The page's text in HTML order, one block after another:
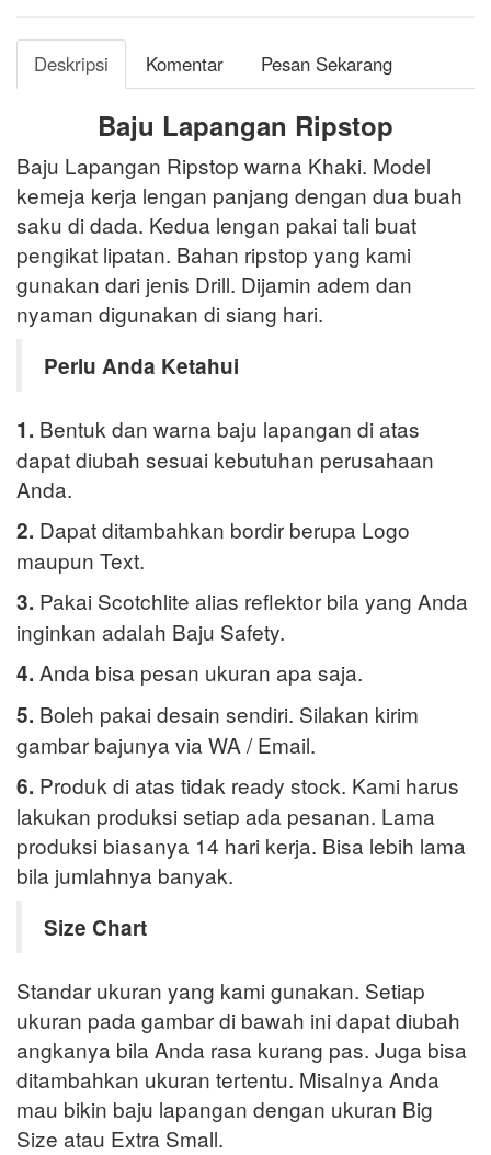
Deskripsi Komentar Pesan Sekarang
Baju Lapangan Ripstop
Baju Lapangan Ripstop warna Khaki. Model
kemeja kerja lengan panjang dengan dua buah
saku di dada. Kedua lengan pakai tali buat
pengikat lipatan. Bahan ripstop yang kami
gunakan dari jenis Drill. Dijamin adem dan
nyaman digunakan di siang hari.
Perlu Anda Ketahui
1. Bentuk dan warna baju lapangan di atas
dapat diubah sesuai kebutuhan perusahaan
Anda.
2. Dapat ditambahkan bordir berupa Logo
maupun Text.
3. Pakai Scotchlite alias reflektor bila yang Anda
inginkan adalah Baju Safety.
4. Anda bisa pesan ukuran apa saja.
5. Boleh pakai desain sendiri. Silakan kirim
gambar bajunya via WA / Email.
6. Produk di atas tidak ready stock. Kami harus
lakukan produksi setiap ada pesanan. Lama
produksi biasanya 14 hari kerja. Bisa lebih lama
bila jumlahnya banyak.
Size Chart
Standar ukuran yang kami gunakan. Setiap
ukuran pada gambar di bawah ini dapat diubah
angkanya bila Anda rasa kurang pas. Juga bisa
ditambahkan ukuran tertentu. Misalnya Anda
mau bikin baju lapangan dengan ukuran Big
Size atau Extra Small.